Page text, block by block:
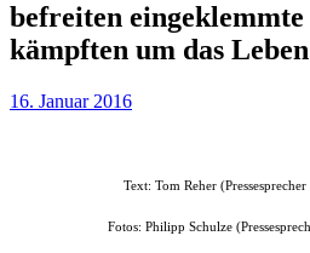
befreiten eingeklemmte
kämpften um das
16. Januar 2016
Text: Tom Reher
Fotos: Philipp Schulze